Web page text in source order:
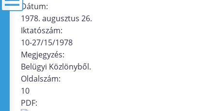
Dátum:
1978. augusztus 26.
Iktatószám:
10-27/15/1978
Megjegyzés:
Belügyi Közlönyből.
Oldalszám:
10
PDF: